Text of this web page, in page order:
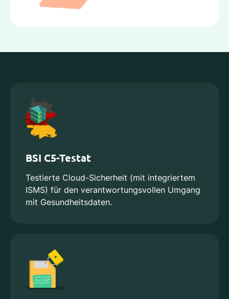
BSI C5-Testat
Testierte Cloud-Sicherheit (mit integriertem
ISMS) für den verantwortungsvollen Umgang
mit Gesundheitsdaten.